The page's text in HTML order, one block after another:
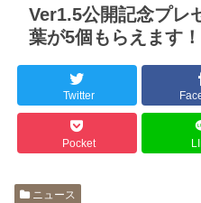
Ver1.5公開記念プレ
葉が5個もらえます！
Twitter
Pocket
ニュース